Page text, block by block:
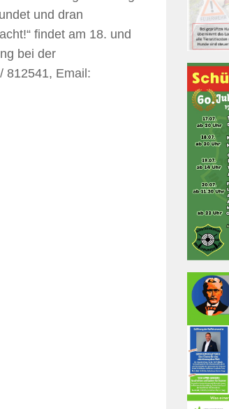
und dran
findet am 18. und
bei der
812541, Email: